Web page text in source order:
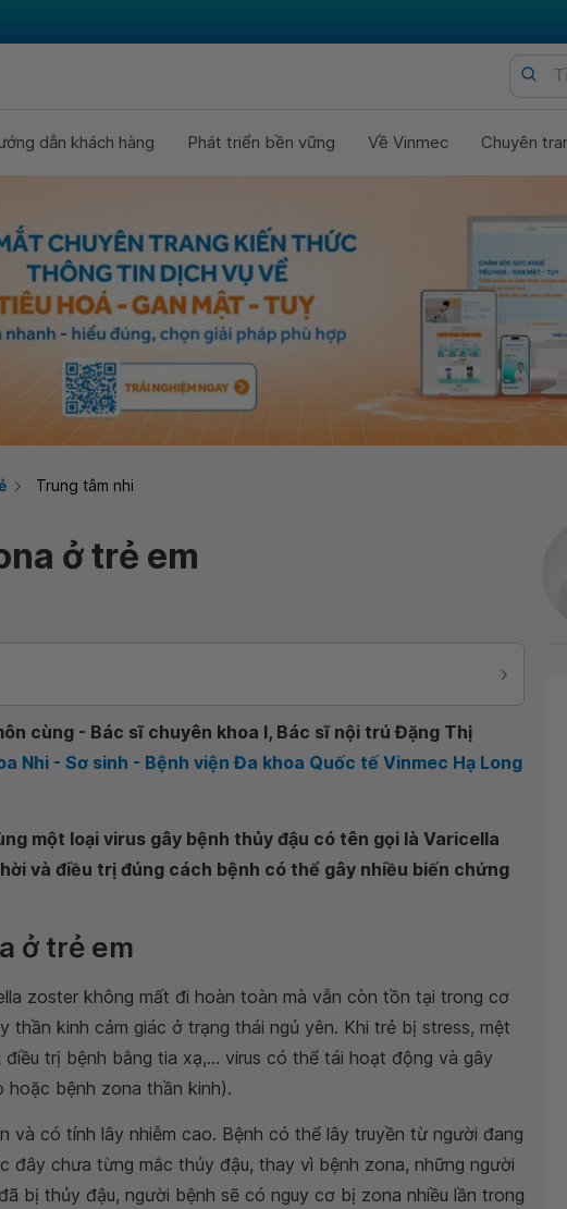
dẫn khách hàng Phát triển bền vững Về Vinmec Chuyên
Trung tâm nhi
ở trẻ em
cùng - Bác sĩ chuyên khoa I, Bác sĩ nội trú Đặng Thị
Nhi - Sơ sinh - Bệnh viện Đa khoa Quốc tế Vinmec Hạ Long
một loại virus gây bệnh thủy đậu có tên gọi là Varicella
và điều trị đúng cách bệnh có thể gây nhiều biến chứng
ở trẻ em
zoster không mất đi hoàn toàn mà vẫn còn tồn tại trong cơ
thần kinh cảm giác ở trạng thái ngủ yên. Khi trẻ bị stress, mệt
trị bệnh bằng tia xạ,... virus có thể tái hoạt động và gây
hoặc bệnh zona thần kinh).
và có tính lây nhiễm cao. Bệnh có thể lây truyền từ người đang
đây chưa từng mắc thủy đậu, thay vì bệnh zona, những người
bị thủy đậu, người bệnh sẽ có nguy cơ bị zona nhiều lần trong